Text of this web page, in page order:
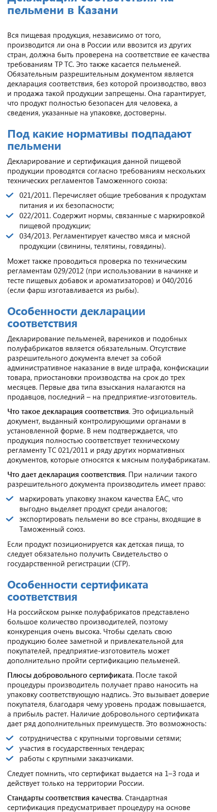
пельмени в Казани
Вся пищевая продукция, независимо от того,
производится ли она в России или ввозится из других
стран, должна быть проверена на соответствие ее качества
требованиям ТР ТС. Это также касается пельменей.
Обязательным разрешительным документом является
декларация соответствия, без которой производство, ввоз
и продажа такой продукции запрещены. Она гарантирует,
что продукт полностью безопасен для человека, а
сведения, указанные на упаковке, достоверны.
Под какие нормативы подпадают
пельмени
Декларирование и сертификация данной пищевой
продукции проводятся согласно требованиям нескольких
технических регламентов Таможенного союза:
021/2011. Перечисляет общие требования к продуктам
питания и их безопасности;
022/2011. Содержит нормы, связанные с маркировкой
пищевой продукции;
034/2013. Регламентирует качество мяса и мясной
продукции (свинины, телятины, говядины).
Может также проводиться проверка по техническим
регламентам 029/2012 (при использовании в начинке и
тесте пищевых добавок и ароматизаторов) и 040/2016
(если фарш изготавливается из рыбы).
Особенности декларации
соответствия
Декларирование пельменей, вареников и подобных
полуфабрикатов является обязательным. Отсутствие
разрешительного документа влечет за собой
административное наказание в виде штрафа, конфискации
товара, приостановки производства на срок до трех
месяцев. Первые два типа взыскания налагаются на
продавцов, последний – на предприятие-изготовитель.
Что такое декларация соответствия. Это официальный
документ, выданный контролирующими органами в
установленной форме. В нем подтверждается, что
продукция полностью соответствует техническому
регламенту ТС 021/2011 и ряду других нормативных
документов, которые относятся к мясным полуфабрикатам.
Что дает декларация соответствия. При наличии такого
разрешительного документа производитель имеет право:
маркировать упаковку знаком качества ЕАС, что
выгодно выделяет продукт среди аналогов;
экспортировать пельмени во все страны, входящие в
Таможенный союз.
Если продукт позиционируется как детская пища, то
следует обязательно получить Свидетельство о
государственной регистрации (СГР).
Особенности сертификата
соответствия
На российском рынке полуфабрикатов представлено
большое количество производителей, поэтому
конкуренция очень высока. Чтобы сделать свою
продукцию более заметной и привлекательной для
покупателей, предприятие-изготовитель может
дополнительно пройти сертификацию пельменей.
Плюсы добровольного сертификата. После такой
процедуры производитель получает право наносить на
упаковку соответствующую надпись. Это вызывает доверие
покупателя, благодаря чему уровень продаж повышается,
а прибыль растет. Наличие добровольного сертификата
дает ряд дополнительных преимуществ. Это возможность:
сотрудничества с крупными торговыми сетями;
участия в государственных тендерах;
работы с крупными заказчиками.
Следует помнить, что сертификат выдается на 1–3 года и
действует только на территории России.
Стандарты соответствия качества. Стандартная
сертификация предусматривает процедуру на основе